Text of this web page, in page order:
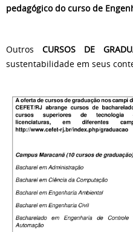
pedagógico do curso de
OutrosCURSOS DE
sustentabilidade em seus